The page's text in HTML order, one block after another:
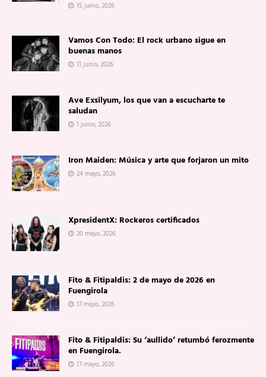
15 junio, 2026
Vamos Con Todo: El rock urbano sigue en
buenas manos
11 junio, 2026
Ave Exsilyum, los que van a escucharte te
saludan
1 junio, 2026
Iron Maiden: Música y arte que forjaron un mito
24 mayo, 2026
XpresidentX: Rockeros certificados
20 mayo, 2026
Fito & Fitipaldis: 2 de mayo de 2026 en
Fuengirola
17 mayo, 2026
Fito & Fitipaldis: Su ‘aullido’ retumbó ferozmente
en Fuengirola.
17 mayo, 2026